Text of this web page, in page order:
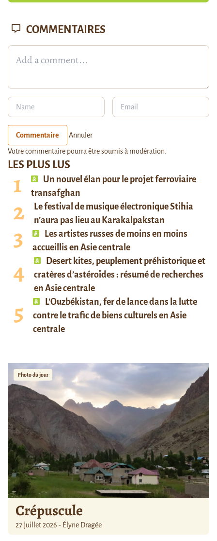
LES PLUS LUS
Un nouvel élan pour le projet ferroviaire
transafghan
Le festival de musique électronique Stihia
n’aura pas lieu au Karakalpakstan
Les artistes russes de moins en moins
accueillis en Asie centrale
Desert kites, peuplement préhistorique et
cratères d’astéroïdes : résumé de recherches
en Asie centrale
L’Ouzbékistan, fer de lance dans la lutte
contre le trafic de biens culturels en Asie
centrale
Photo du jour
Crépuscule
27 juillet 2026 - Élyne Dragée
COMMENTAIRES
Commentaire Annuler
Votre commentaire pourra être soumis à modération.